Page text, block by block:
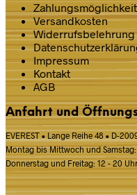
Versandkosten
Widerrufsbelehrung
Impressum
Kontakt
AGB
Anfahrt und
EVEREST • Lange Reihe 48 • D-
Montag bis Mittwoch und Samstag:
Donnerstag und Freitag: 12 - 20 Uhr